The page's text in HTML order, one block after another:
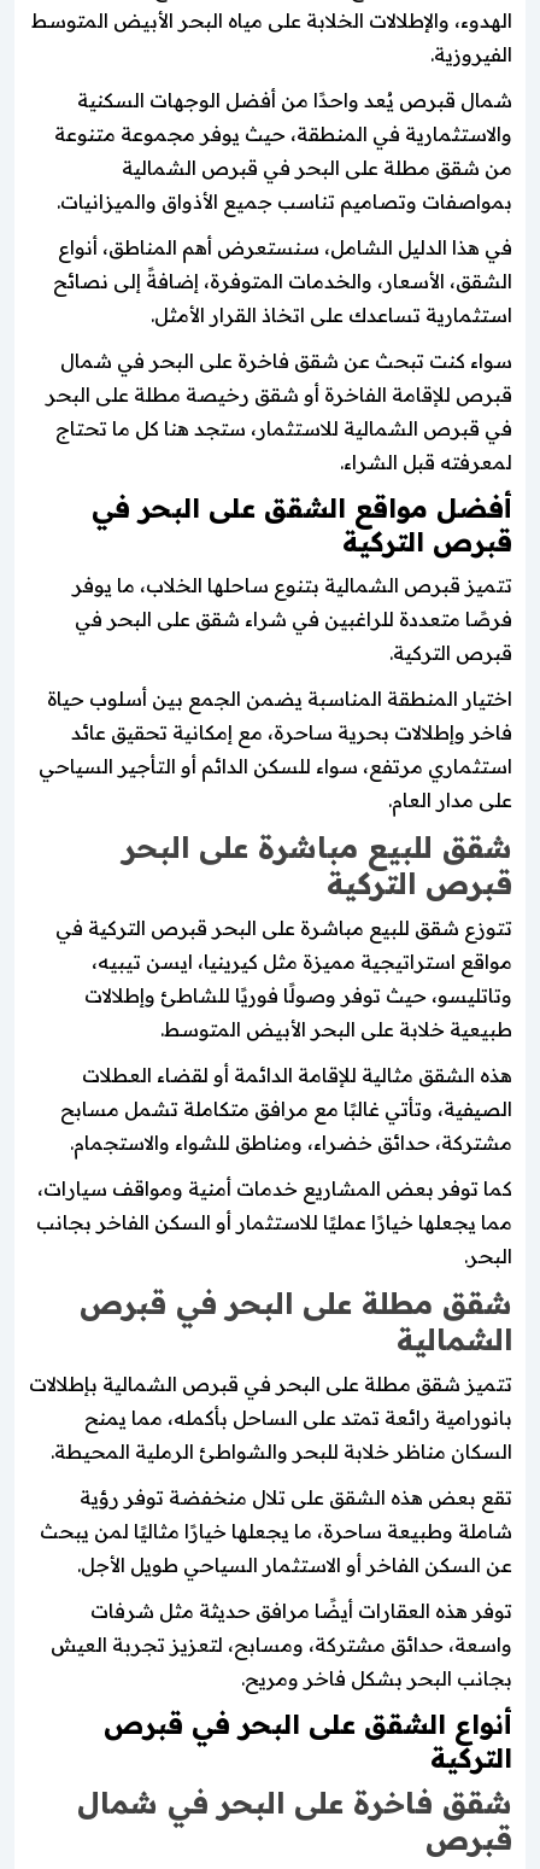
الهدوء، والإطلالات الخلابة على مياه البحر الأبيض المتوسط
الفيروزية.
شمال قبرص يُعد واحدًا من أفضل الوجهات السكنية
والاستثمارية في المنطقة، حيث يوفر مجموعة متنوعة
من شقق مطلة على البحر في قبرص الشمالية
بمواصفات وتصاميم تناسب جميع الأذواق والميزانيات.
في هذا الدليل الشامل، سنستعرض أهم المناطق، أنواع
الشقق، الأسعار، والخدمات المتوفرة، إضافةً إلى نصائح
استثمارية تساعدك على اتخاذ القرار الأمثل.
سواء كنت تبحث عن شقق فاخرة على البحر في شمال
قبرص للإقامة الفاخرة أو شقق رخيصة مطلة على البحر
في قبرص الشمالية للاستثمار، ستجد هنا كل ما تحتاج
لمعرفته قبل الشراء.
أفضل مواقع الشقق على البحر في
قبرص التركية
تتميز قبرص الشمالية بتنوع ساحلها الخلاب، ما يوفر
فرصًا متعددة للراغبين في شراء شقق على البحر في
قبرص التركية.
اختيار المنطقة المناسبة يضمن الجمع بين أسلوب حياة
فاخر وإطلالات بحرية ساحرة، مع إمكانية تحقيق عائد
استثماري مرتفع، سواء للسكن الدائم أو التأجير السياحي
على مدار العام.
شقق للبيع مباشرة على البحر
قبرص التركية
تتوزع شقق للبيع مباشرة على البحر قبرص التركية في
مواقع استراتيجية مميزة مثل كيرينيا، ايسن تيبيه،
وتاتليسو، حيث توفر وصولًا فوريًا للشاطئ وإطلالات
طبيعية خلابة على البحر الأبيض المتوسط.
هذه الشقق مثالية للإقامة الدائمة أو لقضاء العطلات
الصيفية، وتأتي غالبًا مع مرافق متكاملة تشمل مسابح
مشتركة، حدائق خضراء، ومناطق للشواء والاستجمام.
كما توفر بعض المشاريع خدمات أمنية ومواقف سيارات،
مما يجعلها خيارًا عمليًا للاستثمار أو السكن الفاخر بجانب
البحر.
شقق مطلة على البحر في قبرص
الشمالية
تتميز شقق مطلة على البحر في قبرص الشمالية بإطلالات
بانورامية رائعة تمتد على الساحل بأكمله، مما يمنح
السكان مناظر خلابة للبحر والشواطئ الرملية المحيطة.
تقع بعض هذه الشقق على تلال منخفضة توفر رؤية
شاملة وطبيعة ساحرة، ما يجعلها خيارًا مثاليًا لمن يبحث
عن السكن الفاخر أو الاستثمار السياحي طويل الأجل.
توفر هذه العقارات أيضًا مرافق حديثة مثل شرفات
واسعة، حدائق مشتركة، ومسابح، لتعزيز تجربة العيش
بجانب البحر بشكل فاخر ومريح.
أنواع الشقق على البحر في قبرص
التركية
شقق فاخرة على البحر في شمال
قبرص